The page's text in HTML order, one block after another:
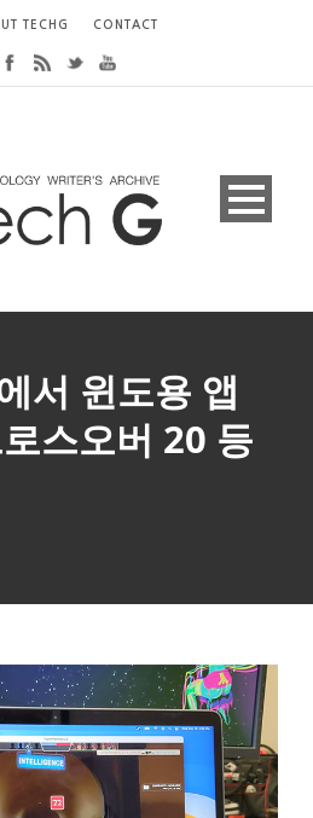
TECHG CONTACT
서 윈도용 앱
스오버 20 등